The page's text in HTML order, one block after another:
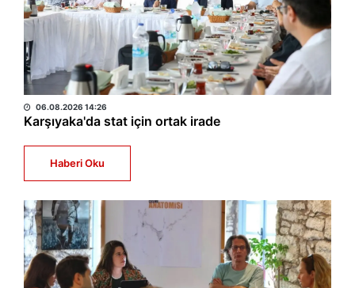
BÜLTEN
06.08.2026 14:26
Karşıyaka'da stat için ortak irade
Haberi Oku